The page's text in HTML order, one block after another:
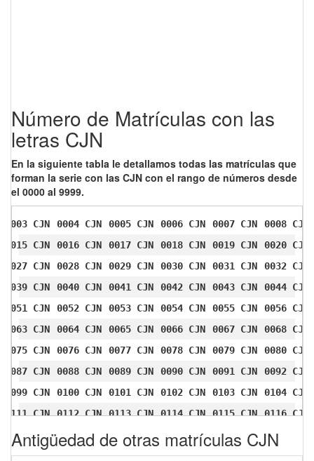
Número de Matrículas con las
letras CJN
En la siguiente tabla le detallamos todas las matrículas que
forman la serie con las CJN con el rango de números desde
el 0000 al 9999.
0003 CJN 0004 CJN 0005 CJN 0006 CJN 0007 CJN
0008 CJN
0015 CJN
0016 CJN 0017 CJN 0018 CJN 0019 CJN
0020 CJN
0027 CJN
0028 CJN 0029 CJN 0030 CJN 0031 CJN
0032 CJN
0039 CJN
0040 CJN 0041 CJN 0042 CJN 0043 CJN
0044 CJN
0051 CJN
0052 CJN 0053 CJN 0054 CJN 0055 CJN
0056 CJN
0063 CJN
0064 CJN 0065 CJN 0066 CJN 0067 CJN
0068 CJN
0075 CJN
0076 CJN 0077 CJN 0078 CJN 0079 CJN
0080 CJN
0087 CJN
0088 CJN 0089 CJN 0090 CJN 0091 CJN
0092 CJN
0099 CJN
0100 CJN 0101 CJN 0102 CJN 0103 CJN
0104 CJN
0111 CJN
0112 CJN 0113 CJN 0114 CJN 0115 CJN
0116 CJN
0123 CJN
0124 CJN 0125 CJN 0126 CJN 0127 CJN
0128 CJN
0135 CJN
0136 CJN 0137 CJN 0138 CJN 0139 CJN
0140 CJN
Antigüedad de otras matrículas CJN